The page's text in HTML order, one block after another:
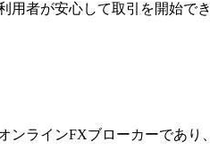
者が安心して取引を開始
ラインFXブローカーであ